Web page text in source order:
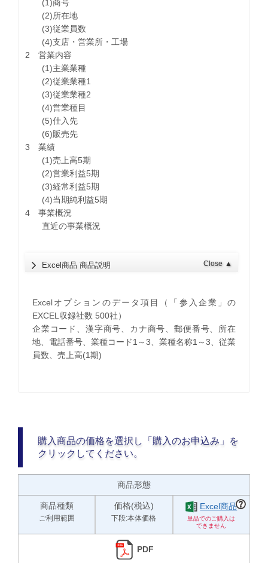
(1)商号
(2)所在地
(3)従業員数
(4)支店・営業所・工場
2 営業内容
(1)主業業種
(2)従業業種1
(3)従業業種2
(4)営業種目
(5)仕入先
(6)販売先
3 業績
(1)売上高5期
(2)営業利益5期
(3)経常利益5期
(4)当期純利益5期
4 事業概況
直近の事業概況
Excel商品 商品説明 Close ▲
Excelオプションのデータ項目（「参入企業」の
EXCEL収録社数 500社）
企業コード、漢字商号、カナ商号、郵便番号、所在
地、電話番号、業種コード1～3、業種名称1～3、従業
員数、売上高(1期)
購入商品の価格を選択し「購入のお申込み」を
クリックしてください。
商品形態
商品種類
ご利用範囲
価格(税込)
下段:本体価格
Excel商品
PDF